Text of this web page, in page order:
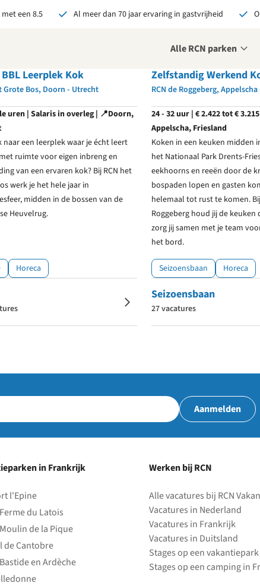
een 8.5 Al meer dan 70 jaar ervaring in gastvrijheid
Alle RCN parken
ons je open sollicitatie!
zijn altijd op zoek naar
en enthousiaste
om onze teams te
Solliciteer nu
Leerplek Kok
Grote Bos, Doorn - Utrecht
uren | Salaris in overleg | 📍Doorn,
naar een leerplek waar je écht leert
ruimte voor eigen inbreng en
van een ervaren kok? Bij RCN het
werk je het hele jaar in
midden in de bossen van de
Heuvelrug.
Horeca
Zelfstandig Werkend
RCN de Roggeberg,
24 - 32 uur | € 2.422 tot €
Appelscha, Friesland
Koken in een keuken midden
het Nationaal Park Drents-
eekhoorns en reeën door de
bospaden lopen en gasten
helemaal tot rust te komen.
Roggeberg houd jij de keuken
zorg jij samen met je team
het bord.
Seizoensbaan Horeca
Seizoensbaan
27 vacatures
Aanmelden
in Frankrijk
l'Epine
du Latois
de la Pique
de Cantobre
en Ardèche
Werken bij RCN
Alle vacatures bij RCN
Vacatures in Nederland
Vacatures in Frankrijk
Vacatures in Duitsland
Stages op een
Stages op een camping in